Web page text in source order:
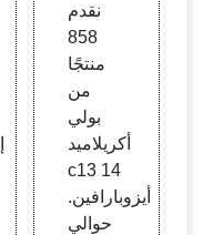
يزوبار
افين،
بولي أ
كريلام
يد c1
3 14
نقدم
858
منتجًا
من
بولي
أكريلاميد
c13 14
أيزوبارافين.
حوالي